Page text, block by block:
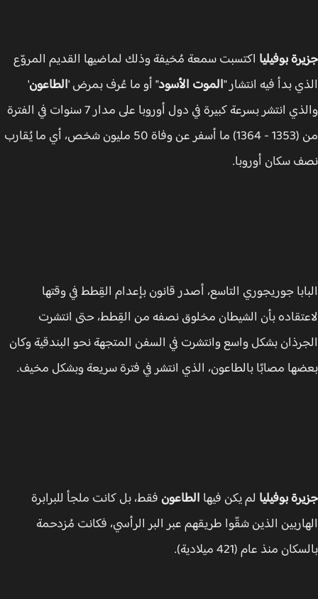
بوفيليااكتسبت سمعة مُخيفة وذلك لماضيها القديم المروّع
بدأ فيه انتشار "الموت الأسود" أو ما عُرف بمرض 'الطاعون'
والذي انتشر بسرعة كبيرة في دول أوروبا على مدار 7 سنوات في الفترة
من (1353 - 1364) ما أسفر عن وفاة 50 مليون شخص، أي ما يُقارب
سكان أوروبا.
جوريجوري التاسع، أصدر قانون بإعدام القِطط في وقتها
بأن الشيطان مخلوق نصفه من القِطط، حتى انتشرت
بشكل واسع وانتشرت في السفن المتجهة نحو البندقية وكان
مصابًا بالطاعون، الذي انتشر في فترة سريعة وبشكل مخيف.
بوفيليالم يكن فيهاالطاعونفقط، بل كانت ملجأ للبرابرة
الذين شقّوا طريقهم عبر البر الرأسي، فكانت مُزدحمة
منذ عام (421 ميلادية).